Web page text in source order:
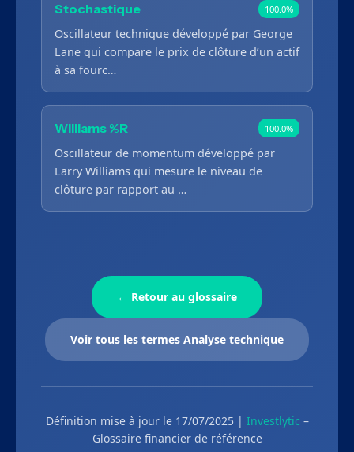
Stochastique 100.0%
Oscillateur technique développé par George
Lane qui compare le prix de clôture d’un actif
à sa fourc…
Williams %R 100.0%
Oscillateur de momentum développé par
Larry Williams qui mesure le niveau de
clôture par rapport au …
← Retour au glossaire
Voir tous les termes Analyse technique
Définition mise à jour le 17/07/2025 | Investlytic –
Glossaire financier de référence